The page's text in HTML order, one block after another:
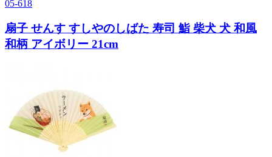
05-618
扇子 せんす すしやのしばた 寿司 鮨 柴犬 犬 和風
和柄 アイボリー 21cm